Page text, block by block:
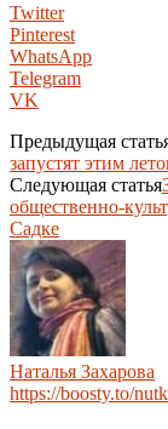
Twitter
Pinterest
WhatsApp
Telegram
VK
Предыдущая
запустят этим
Следующая статья
общественно-
Садке
Наталья Захарова
https://boosty.to/